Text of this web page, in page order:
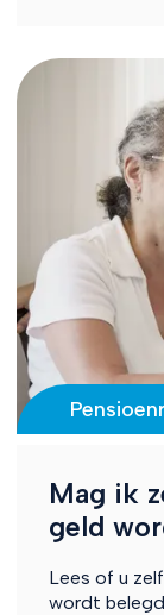
Mag ik
geld
Lees of u
wordt